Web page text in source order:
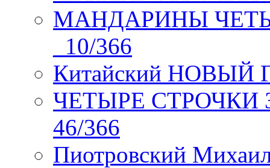
МАНДАРИНЫ
_10/366
Китайский НОВЫЙ
ЧЕТЫРЕ СТРОЧКИ
46/366
Пиотровский